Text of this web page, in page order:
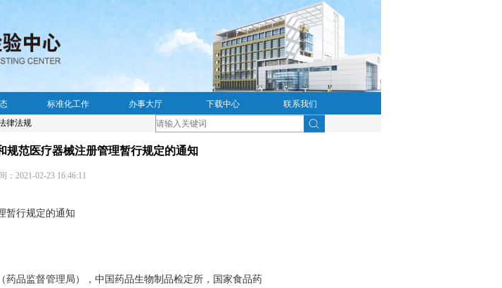
标准化工作 办事大厅 下载中心
联系我们
律法规
规范医疗器械注册管理暂行规定的通知
：2021-02-23 16:46:11
暂行规定的通知
品监督管理局），中国药品生物制品检定所，国家食品药